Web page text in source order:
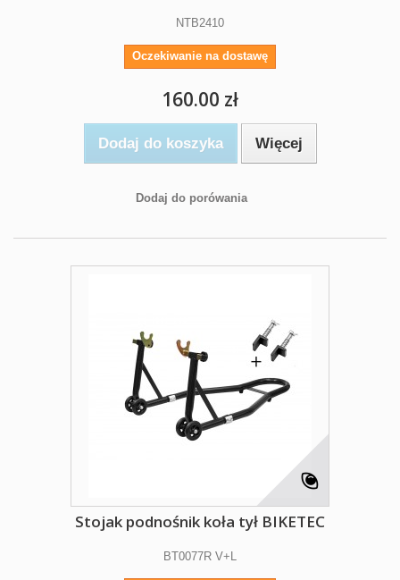
NTB2410
Oczekiwanie na dostawę
160.00 zł
Dodaj do koszyka Więcej
Dodaj do porówania
Stojak podnośnik koła tył BIKETEC
BT0077R V+L